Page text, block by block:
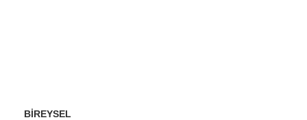
BIREYSEL